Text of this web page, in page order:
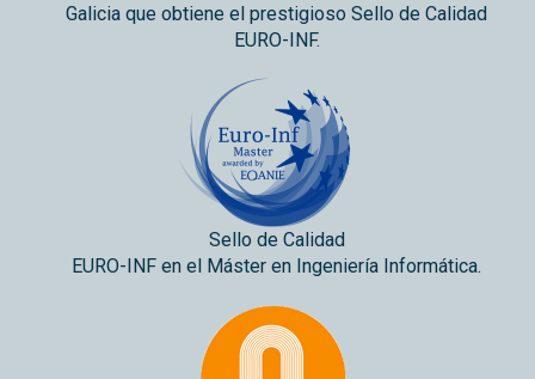
Galicia que obtiene el prestigioso Sello de Calidad
EURO-INF.
Sello de Calidad
EURO-INF en el Máster en Ingeniería Informática.